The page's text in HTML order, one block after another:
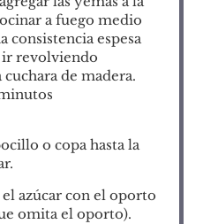
a fuego medio
consistencia espesa
ir revolviendo
de madera.
o copa hasta la
azúcar con el oporto
omita el oporto).